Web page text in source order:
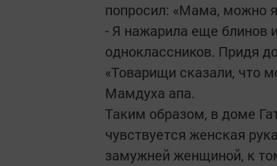
попросил: «Мама, можно
- Я нажарила еще блинов
одноклассников. Придя
«Товарищи сказали, что
Мамдуха апа.
Таким образом, в доме
чувствуется женская
замужней женщиной, к